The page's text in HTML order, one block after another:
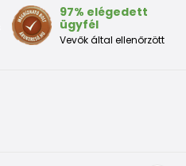
97% elégedett
ügyfél
Vevők által ellenőrzött